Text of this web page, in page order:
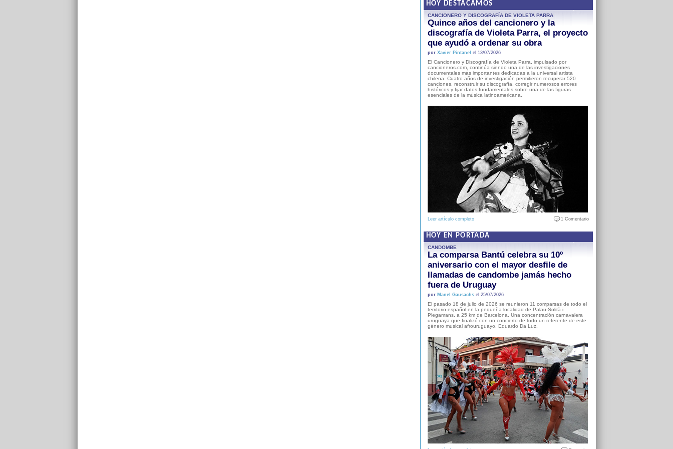
HOY DESTACAMOS
CANCIONERO Y DISCOGRAFÍA DE VIOLETA PARRA
Quince años del cancionero y la
discografía de Violeta Parra, el proyecto
que ayudó a ordenar su obra
por Xavier Pintanel el 13/07/2026
El Cancionero y Discografía de Violeta Parra, impulsado por
cancioneros.com, continúa siendo una de las investigaciones
documentales más importantes dedicadas a la universal artista
chilena. Cuatro años de investigación permitieron recuperar 520
canciones, reconstruir su discografía, corregir numerosos errores
históricos y fijar datos fundamentales sobre una de las figuras
esenciales de la música latinoamericana.
Leer artículo completo 1 Comentario
HOY EN PORTADA
CANDOMBE
La comparsa Bantú celebra su 10º
aniversario con el mayor desfile de
llamadas de candombe jamás hecho
fuera de Uruguay
por Manel Gausachsel 25/07/2026
El pasado 18 de julio de 2026 se reunieron 11 comparsas de todo el
territorio español en la pequeña localidad de Palau-Solità i
Plegamans, a 25 km de Barcelona. Una concentración carnavalera
uruguaya que finalizó con un concierto de todo un referente de este
género musical afrouruguayo, Eduardo Da Luz.